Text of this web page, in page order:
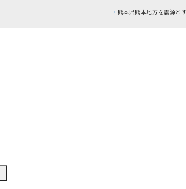
熊本県熊本地方を震源とする地震の影響につきまして